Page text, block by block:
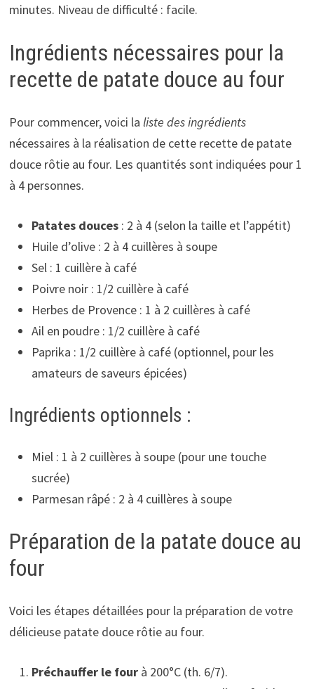
minutes. Niveau de difficulté : facile.
Ingrédients nécessaires pour la
recette de patate douce au four
Pour commencer, voici la liste des ingrédients
nécessaires à la réalisation de cette recette de patate
douce rôtie au four. Les quantités sont indiquées pour 1
à 4 personnes.
Patates douces: 2 à 4 (selon la taille et l’appétit)
Huile d’olive : 2 à 4 cuillères à soupe
Sel : 1 cuillère à café
Poivre noir : 1/2 cuillère à café
Herbes de Provence : 1 à 2 cuillères à café
Ail en poudre : 1/2 cuillère à café
Paprika : 1/2 cuillère à café (optionnel, pour les
amateurs de saveurs épicées)
Ingrédients optionnels :
Miel : 1 à 2 cuillères à soupe (pour une touche
sucrée)
Parmesan râpé : 2 à 4 cuillères à soupe
Préparation de la patate douce au
four
Voici les étapes détaillées pour la préparation de votre
délicieuse patate douce rôtie au four.
Préchauffer le fourà 200°C (th. 6/7).